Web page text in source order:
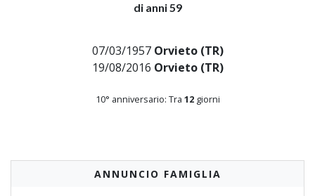
di anni 59
07/03/1957 Orvieto (TR)
19/08/2016 Orvieto (TR)
10° anniversario: Tra 12giorni
ANNUNCIO FAMIGLIA